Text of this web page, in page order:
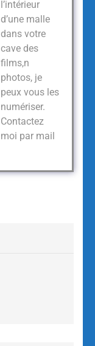
l’intérieur
d’une malle
dans votre
cave des
films,n
photos, je
peux vous les
numériser.
Contactez
moi par mail